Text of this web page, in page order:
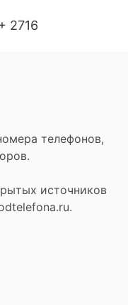
2716
телефонов,
источников